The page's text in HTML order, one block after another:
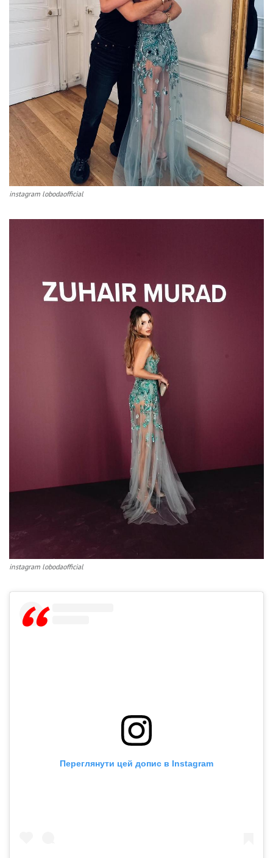
instagram lobodaofficial
instagram lobodaofficial
Переглянути цей допис в Instagram